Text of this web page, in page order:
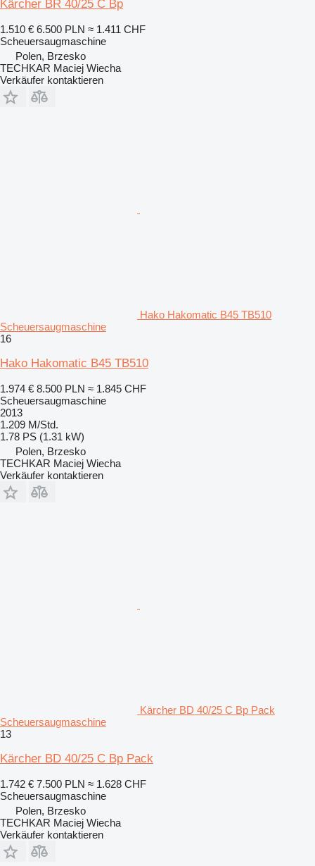
Kärcher BR 40/25 C Bp
1.510 € 6.500 PLN ≈ 1.411 CHF
Scheuersaugmaschine
Polen, Brzesko
TECHKAR Maciej Wiecha
Verkäufer kontaktieren
Hako Hakomatic B45 TB510
Scheuersaugmaschine
16
Hako Hakomatic B45 TB510
1.974 € 8.500 PLN ≈ 1.845 CHF
Scheuersaugmaschine
2013
1.209 M/Std.
1.78 PS (1.31 kW)
Polen, Brzesko
TECHKAR Maciej Wiecha
Verkäufer kontaktieren
Kärcher BD 40/25 C Bp Pack
Scheuersaugmaschine
13
Kärcher BD 40/25 C Bp Pack
1.742 € 7.500 PLN ≈ 1.628 CHF
Scheuersaugmaschine
Polen, Brzesko
TECHKAR Maciej Wiecha
Verkäufer kontaktieren